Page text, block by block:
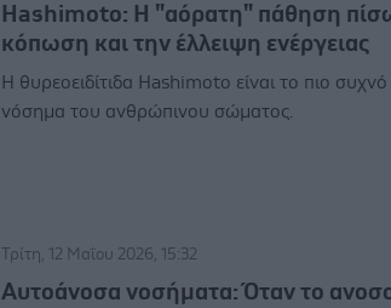
Hashimoto: Η "αόρατη" πάθηση
κόπωση και την έλλειψη ενέργειας
Η θυρεοειδίτιδα Hashimoto είναι το πιο
νόσημα του ανθρώπινου σώματος.
Τρίτη, 12 Μαΐου 2026, 15:32
Αυτοάνοσα νοσήματα: Όταν το